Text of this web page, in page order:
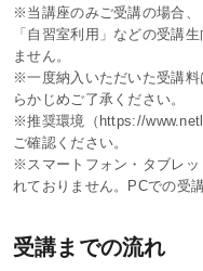
講師紹介
校舎ポータルサイト
KALSメディア
お知らせ
よくある質問
※当講座のみご受講の場合、
「自習室利用」などの受講
ません。
※一度納入いただいた受講
らかじめご了承ください。
※推奨環境（ https://
ご確認ください。
※スマートフォン・タブレッ
れておりません。PCでの受
受講までの流れ